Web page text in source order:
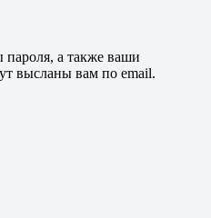
пароля, а также ваши
высланы вам по email.